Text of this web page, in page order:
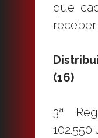
que
(16)
3ª